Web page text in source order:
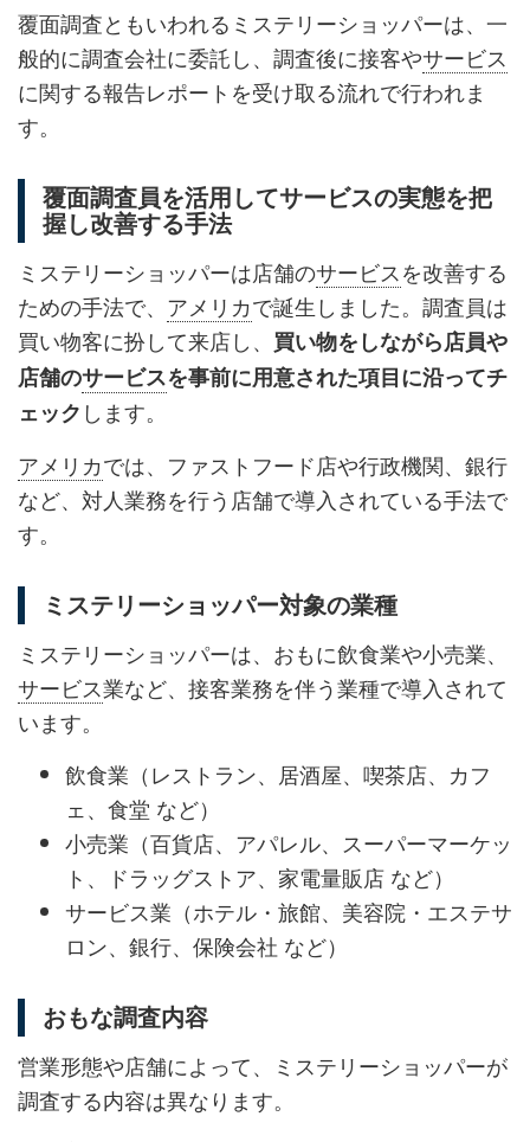
覆面調査ともいわれるミステリーショッパーは、一
般的に調査会社に委託し、調査後に接客やサービス
に関する報告レポートを受け取る流れで行われま
す。
覆面調査員を活用してサービスの実態を把
握し改善する手法
ミステリーショッパーは店舗のサービスを改善する
ための手法で、 アメリカで誕生しました。調査員は
買い物客に扮して来店し、 買い物をしながら店員や
店舗のサービスを事前に用意された項目に沿ってチ
ェック します。
アメリカでは、ファストフード店や行政機関、銀行
など、対人業務を行う店舗で導入されている手法で
す。
ミステリーショッパー対象の業種
ミステリーショッパーは、おもに飲食業や小売業、
サービス業など、接客業務を伴う業種で導入されて
います。
飲食業（レストラン、居酒屋、喫茶店、カフ
ェ、食堂 など）
小売業（百貨店、アパレル、スーパーマーケッ
ト、ドラッグストア、家電量販店 など）
サービス業（ホテル・旅館、美容院・エステサ
ロン、銀行、保険会社 など）
おもな調査内容
営業形態や店舗によって、ミステリーショッパーが
調査する内容は異なります。